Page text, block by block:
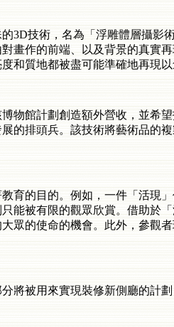
3D技術，名為「浮雕體層攝影
畫作的前端、以及背景的真實
和質地都被盡可能準確地再現
物館計劃創造額外營收，並希
的排頭兵。該技術將藝術品的
育的目的。例如，一件「活現
能被有限的觀眾欣賞。借助於
眾的使命的機會。此外，參觀
將被用來實現裝修新側廳的計